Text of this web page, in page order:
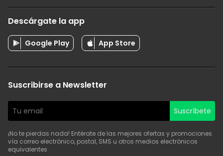
Descárgate la app
Google Play App Store
Suscribirse a Newsletter
Suscríbete
¡No te pierdas nada! Entérate de las mejores ofertas y promociones
vía correo electrónico, postal, SMS u otros medios electrónicos
equivalentes